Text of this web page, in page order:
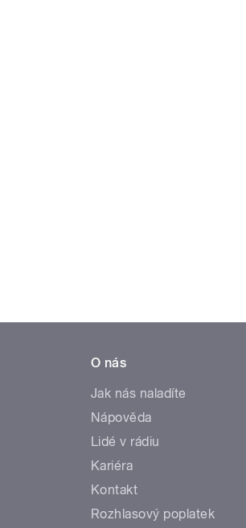
O nás
Jak nás naladíte
Nápověda
Lidé v rádiu
Kariéra
Kontakt
Rozhlasový poplatek